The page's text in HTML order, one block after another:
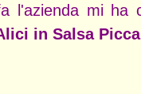
l'azienda mi ha
in Salsa